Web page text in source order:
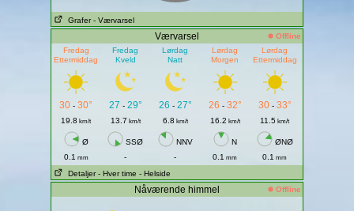
Grafer - Værvarsel
Værvarsel
Offline
Fredag
Ettermiddag
Fredag
Kveld
Lørdag
Natt
Lørdag
Morgen
Lørdag
Ettermiddag
30 - 30° 27 - 29° 26 - 27° 26 - 32° 30- 33°
19.8 km/t 13.7 km/t 6.8 km/t 16.2 km/t 11.5 km/t
Ø SSØ NNV N
ØNØ
0.1 mm - - 0.1 mm 0.1 mm
Detaljer - Hver time - Helside
Nåværende himmel Offline